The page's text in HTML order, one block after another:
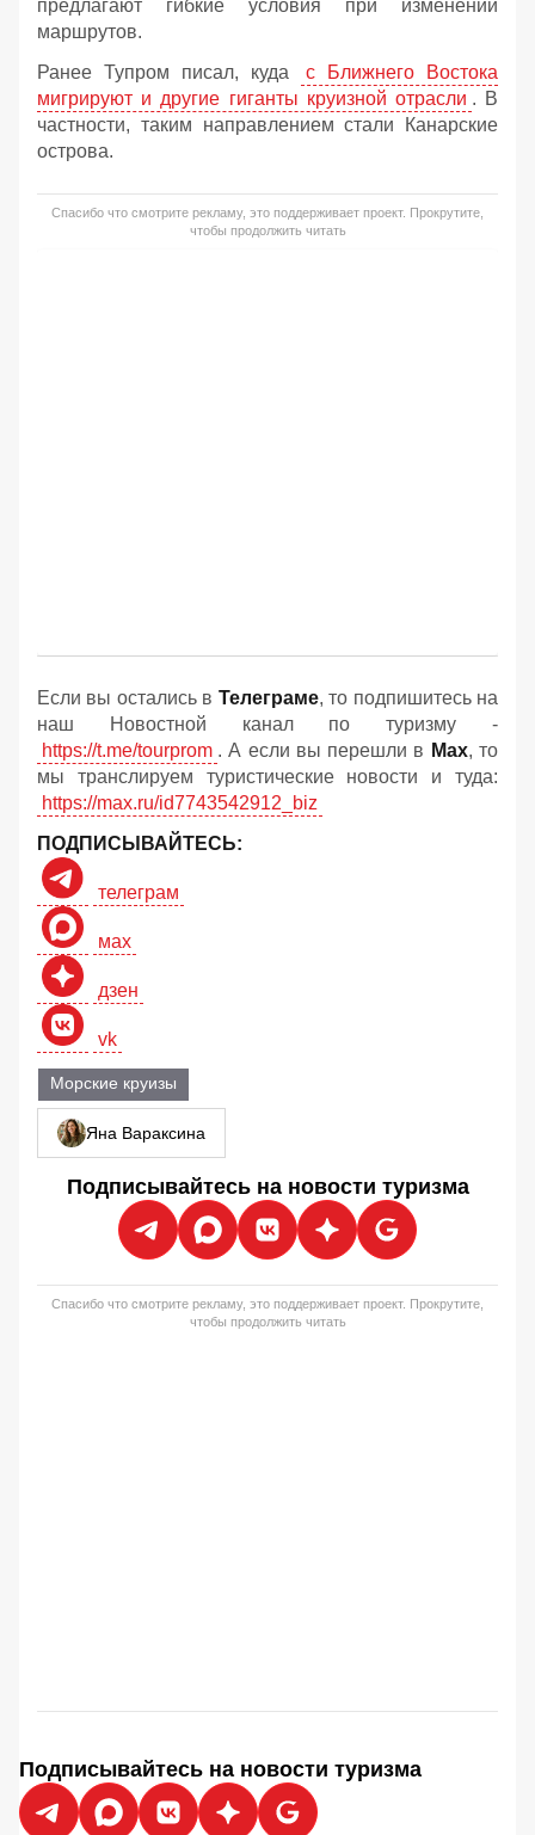
предлагают гибкие условия при изменении
маршрутов.
Ранее Тупром писал, куда
с Ближнего Востока
мигрируют и другие гиганты круизной отрасли . В
частности, таким направлением стали Канарские
острова.
Спасибо что смотрите рекламу, это поддерживает проект. Прокрутите,
чтобы продолжить читать
Если вы остались в Телеграме, то подпишитесь на
наш Новостной канал по туризму -
https://t.me/tourprom . А если вы перешли в Мах, то
мы транслируем туристические новости и туда:
https://max.ru/id7743542912_biz
ПОДПИСЫВАЙТЕСЬ:
телеграм
мах
дзен
vk
Морские круизы
Яна Вараксина
Подписывайтесь на новости туризма
Спасибо что смотрите рекламу, это поддерживает проект. Прокрутите,
чтобы продолжить читать
Подписывайтесь на новости туризма